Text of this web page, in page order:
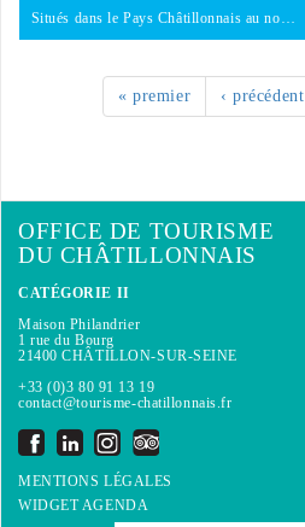
Situés dans le Pays Châtillonnais au no…
« premier ‹ précédent
OFFICE DE TOURISME
DU CHÂTILLONNAIS
CATÉGORIE II
Maison Philandrier
1 rue du Bourg
21400 CHÂTILLON-SUR-SEINE
+33 (0)3 80 91 13 19
contact@tourisme-chatillonnais.fr
MENTIONS LÉGALES
WIDGET AGENDA